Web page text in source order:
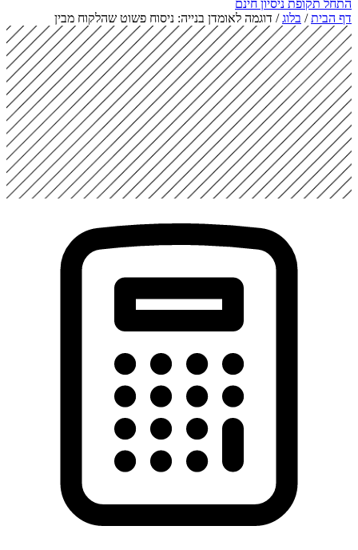
התחל תקופת ניסיון חינם
דף הבית / בלוג / דוגמה לאומדן בנייה: ניסוח פשוט שהלקוח מבין